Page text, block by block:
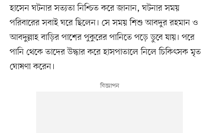
হাসেন ঘটনার সত্যতা নিশ্চিত করে জানান, ঘটনার সময়
পরিবারের সবাই ঘরে ছিলেন। সে সময় শিশু আবদুর রহমান ও
আবদুল্লাহ বাড়ির পাশের পুকুরের পানিতে পড়ে ডুবে যায়। পরে
পানি থেকে তাদের উদ্ধার করে হাসপাতালে নিলে চিকিৎসক মৃত
ঘোষণা করেন।